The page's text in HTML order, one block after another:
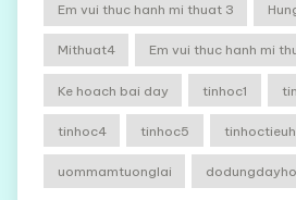
Em vui thuc hanh mi thuat 3
Mithuat4 Em vui thuc hanh mi
Ke hoach bai day tinhoc1
tinhoc4 tinhoc5
uommamtuonglai